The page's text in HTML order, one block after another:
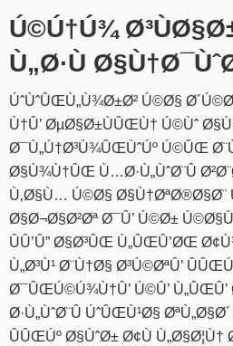
Ú©Ú†Ú¾
Ù„Ø·Ù
ÚˆÙˆÛŒÙ„Ù¾Ø±Ø² Ú©Ø§
Ù†Û’ ØµØ§Ø±ÙÛŒÙ† Ú©Ùˆ
Ø¯Ù„Ú†Ø³Ù¾ÛŒÙˆÚº Ú©ÛŒ
Ø§Ù¾Ù†ÛŒ Ù…Ø·Ù„ÙˆØ¨Û
Ù‚Ø§Ù… Ú©Ø§ Ø§Ù†ØªØ®Ø§Ø¨
Ø§Ø¬Ø§Ø²Øª Ø¯Û’ Ú©Ø±
ÛÛ’Û” Ø§Ø³ÛŒ Ù„ÛŒÛ’ØŒ
Ù„Ø³Ù¹ Ø¨Ù†Ø§ Ø³Ú©ØªÛ’
Ø¯ÛŒÚ©Ú¾Ù†Û’ Ú©Û’
Ø·Ù„ÙˆØ¨Û ÚˆÛŒÙ¹Ø§
ÛÛŒÚº Ø§ÙˆØ± Ø¢Ù